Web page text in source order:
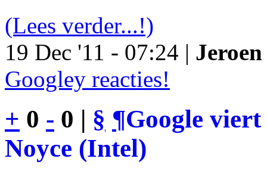
(Lees verder...!)
19 Dec '11 - 07:24 |
Googley reacties!
+ 0 - 0 | § ¶Google
Noyce (Intel)